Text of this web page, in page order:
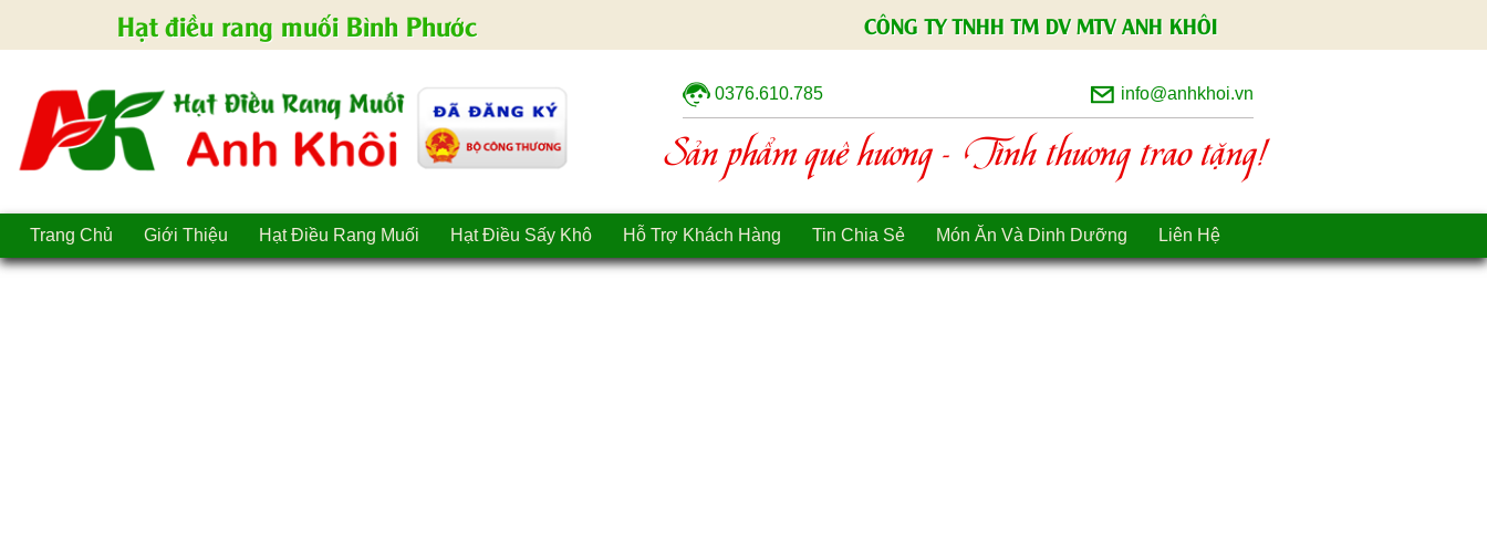
Hạt điều rang muối Bình Phước CÔNG TY TNHH TM DV MTV ANH KHÔI
0376.610.785 info@anhkhoi.vn
Sản phẩm quê hương - Tình thương trao tặng!
Trang Chủ Giới Thiệu Hạt Điều Rang Muối Hạt Điều Sấy Khô Hỗ Trợ Khách Hàng Tin Chia Sẻ Món Ăn Và Dinh Dưỡng Liên Hệ